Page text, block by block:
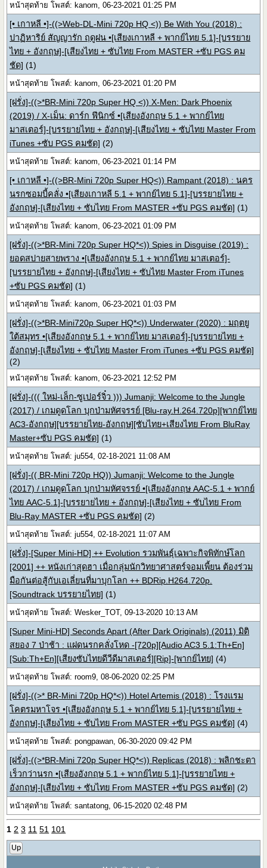
หน้าสุดท้าย โพสต์: kanom, 06-23-2021 01:25 PM
[• เกาหลี •]-((>Web-DL-Mini 720p HQ <)) Be With You (2018) :
ปาฏิหาริย์ สัญญารัก ฤดูฝน •[เสียงเกาหลี + พากย์ไทย 5.1]-[บรรยาย
ไทย + อังกฤษ]-[เสียงไทย + ซับไทย From MASTER +ซับ PGS คม
ชัด] (1)
หน้าสุดท้าย โพสต์: kanom, 06-23-2021 01:20 PM
[ฝรั่ง]-((>*BR-Mini 720p Super HQ <)) X-Men: Dark Phoenix
(2019) / X-เม็น: ดาร์ก ฟีนิกซ์ •[เสียงอังกฤษ 5.1 + พากย์ไทย
มาสเตอร์]-[บรรยายไทย + อังกฤษ]-[เสียงไทย + ซับไทย Master From
iTunes +ซับ PGS คมชัด] (2)
หน้าสุดท้าย โพสต์: kanom, 06-23-2021 01:14 PM
[• เกาหลี •]-((>BR-Mini 720p Super HQ<)) Rampant (2018) : นคร
นรกซอมบี้คลั่ง •[เสียงเกาหลี 5.1 + พากย์ไทย 5.1]-[บรรยายไทย +
อังกฤษ]-[เสียงไทย + ซับไทย From MASTER +ซับ PGS คมชัด] (1)
หน้าสุดท้าย โพสต์: kanom, 06-23-2021 01:09 PM
[ฝรั่ง]-((>*BR-Mini 720p Super HQ*<)) Spies in Disguise (2019) :
ยอดสปายสายพราง •[เสียงอังกฤษ 5.1 + พากย์ไทย มาสเตอร์]-
[บรรยายไทย + อังกฤษ]-[เสียงไทย + ซับไทย Master From iTunes
+ซับ PGS คมชัด] (1)
หน้าสุดท้าย โพสต์: kanom, 06-23-2021 01:03 PM
[ฝรั่ง]-((>*BR-Mini720p Super HQ*<)) Underwater (2020) : มฤตยู
ใต้สมุทร •[เสียงอังกฤษ 5.1 + พากย์ไทย มาสเตอร์]-[บรรยายไทย +
อังกฤษ]-[เสียงไทย + ซับไทย Master From iTunes +ซับ PGS คมชัด]
(2)
หน้าสุดท้าย โพสต์: kanom, 06-23-2021 12:52 PM
[ฝรั่ง]-((( ใหม่-เล็ก-ซูเปอร์จิ๋ว ))) Jumanji: Welcome to the Jungle
(2017) / เกมดูดโลก บุกป่ามหัศจรรย์ [Blu-ray.H.264.720p][พากย์ไทย
AC3-อังกฤษ][บรรยายไทย-อังกฤษ][ซับไทย+เสียงไทย From BluRay
Master+ซับ PGS คมชัด] (1)
หน้าสุดท้าย โพสต์: ju554, 02-18-2021 11:08 AM
[ฝรั่ง]-(( BR-Mini 720p HQ)) Jumanji: Welcome to the Jungle
(2017) / เกมดูดโลก บุกป่ามหัศจรรย์ •[เสียงอังกฤษ AAC-5.1 + พากย์
ไทย AAC-5.1]-[บรรยายไทย + อังกฤษ]-[เสียงไทย + ซับไทย From
Blu-Ray MASTER +ซับ PGS คมชัด] (2)
หน้าสุดท้าย โพสต์: ju554, 02-18-2021 11:07 AM
[ฝรั่ง]-[Super Mini-HD] ++ Evolution รวมพันธุ์เฉพาะกิจพิทักษ์โลก
[2001] ++ หนังเก่าสุดฮา เมื่อกลุ่มนักวิทยาศาสตร์จอมเพี้ยน ต้องร่วม
มือกันต่อสู้กับเอเลี่ยนที่มาบุกโลก ++ BDRip.H264.720p.
[Soundtrack บรรยายไทย] (1)
หน้าสุดท้าย โพสต์: Wesker_TOT, 09-13-2020 10:13 AM
[Super Mini-HD] Seconds Apart (After Dark Originals) (2011) มิติ
สยอง 7 ป่าช้า : แฝดนรกคลั่งโหด -[720p][Audio AC3 5.1:Th+En]
[Sub:Th+En][เสียงซับไทยดีวีดีมาสเตอร์][Rip]-[พากย์ไทย] (4)
หน้าสุดท้าย โพสต์: room9, 08-06-2020 02:25 PM
[ฝรั่ง]-((>* BR-Mini 720p HQ*<)) Hotel Artemis (2018) : โรงแรม
โคตรมหาโจร •[เสียงอังกฤษ 5.1 + พากย์ไทย 5.1]-[บรรยายไทย +
อังกฤษ]-[เสียงไทย + ซับไทย From MASTER +ซับ PGS คมชัด] (4)
หน้าสุดท้าย โพสต์: pongpawan, 06-30-2020 09:42 PM
[ฝรั่ง]-((>*BR-Mini 720p Super HQ*<)) Replicas (2018) : พลิกชะตา
เร็วกว่านรก •[เสียงอังกฤษ 5.1 + พากย์ไทย 5.1]-[บรรยายไทย +
อังกฤษ]-[เสียงไทย + ซับไทย From MASTER +ซับ PGS คมชัด] (2)
หน้าสุดท้าย โพสต์: santatong, 06-15-2020 02:48 PM
1 2 3 11 51 101
Up